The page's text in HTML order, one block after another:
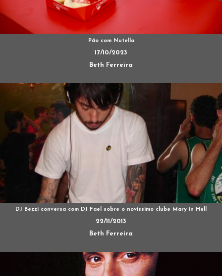
Pão com Nutella
17/10/2023
Beth Ferreira
DJ Bezzi conversa com DJ Fael sobre o novíssimo clube Mary in Hell
22/11/2013
Beth Ferreira